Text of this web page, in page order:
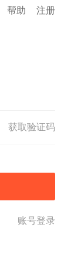
帮助 注册
获取验证码
账号登录